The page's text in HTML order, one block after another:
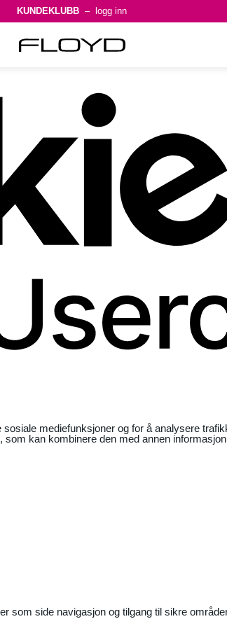
mediefunksjoner og for å analysere
kan kombinere den med annen
som side navigasjon og tilgang til sikre
KUNDEKLUBB – logg inn